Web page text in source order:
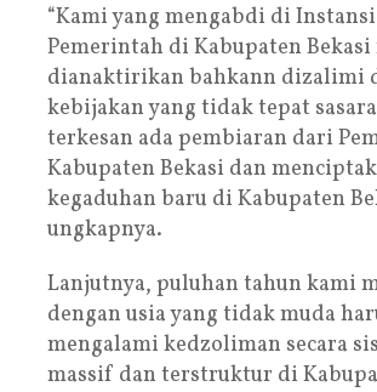
“Kami yang mengabdi di Instansi
Pemerintah di Kabupaten Bekasi
dianaktirikan bahkann dizalimi
kebijakan yang tidak tepat
terkesan ada pembiaran dari
Kabupaten Bekasi dan
kegaduhan baru di Kabupaten
ungkapnya.
Lanjutnya, puluhan tahun kami
dengan usia yang tidak muda
mengalami kedzoliman secara
massif dan terstruktur di